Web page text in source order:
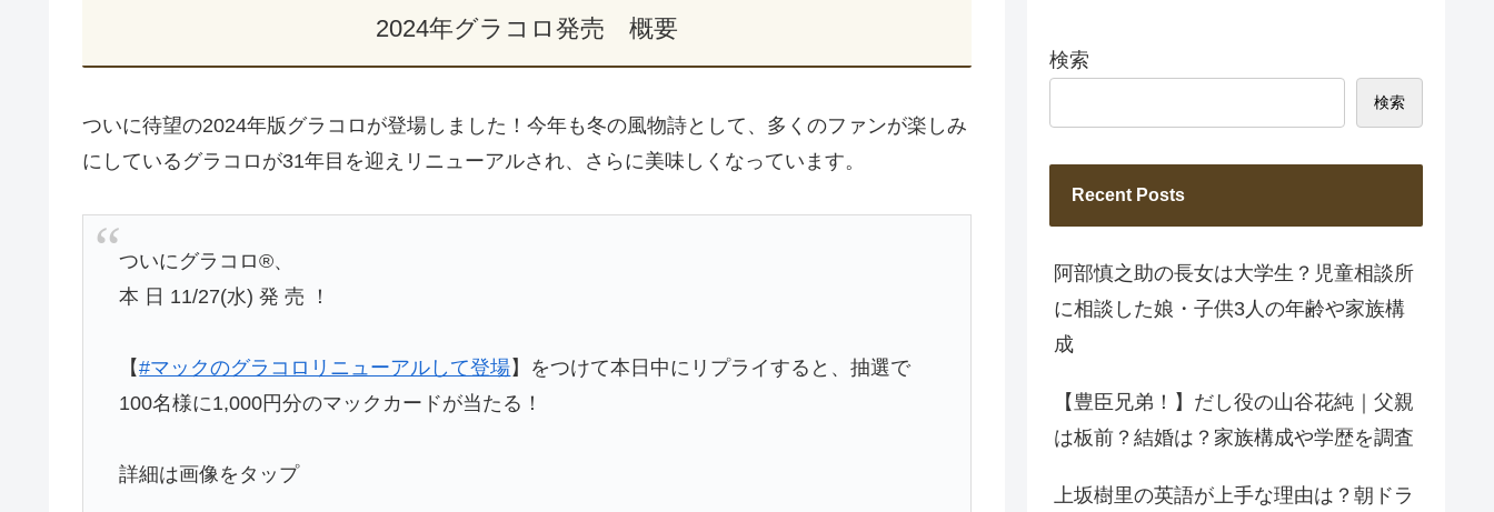
2024年グラコロ発売 概要
ついに待望の2024年版グラコロが登場しました！今年も冬の風物詩として、多くのファンが楽しみ
にしているグラコロが31年目を迎えリニューアルされ、さらに美味しくなっています。
ついにグラコロ®、
本 日 11/27(水) 発 売 ！
【#マックのグラコロリニューアルして登場】をつけて本日中にリプライすると、抽選で
100名様に1,000円分のマックカードが当たる！
詳細は画像をタップ
検索
検索
Recent Posts
阿部慎之助の長女は大学生？児童相談所
に相談した娘・子供3人の年齢や家族構
成
【豊臣兄弟！】だし役の山谷花純｜父親
は板前？結婚は？家族構成や学歴を調査
上坂樹里の英語が上手な理由は？朝ドラ